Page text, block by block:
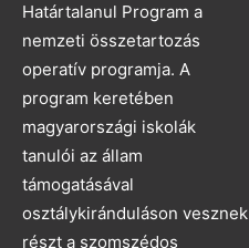
Határtalanul Program a
nemzeti összetartozás
operatív programja. A
program keretében
magyarországi iskolák
tanulói az állam
támogatásával
osztálykiránduláson vesznek
részt a szomszédos